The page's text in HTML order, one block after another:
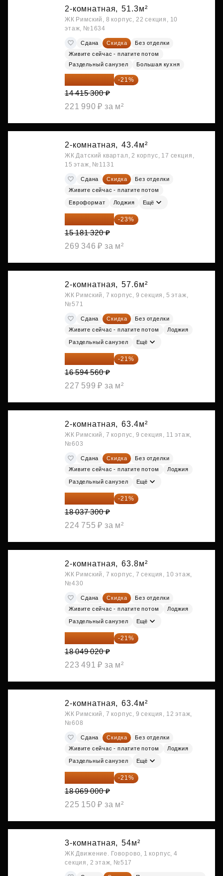
2-комнатная, 51.3м²
ЖК Римский, 8 корпус, 22 секция, 10
этаж, №1634
Сдана Скидка
Без отделки
Живите сейчас - платите потом
Раздельный санузел
Большая кухня
11 388 087 ₽ -21%
14 415 300 ₽
221 990 ₽ за м²
2-комнатная, 43.4м²
ЖК Датский квартал, 2 корпус, 17 секция,
15 этаж, №1131
Сдана Скидка
Без отделки
Живите сейчас - платите потом
Евроформат Лоджия Ещё
11 689 616 ₽ -23%
15 181 320 ₽
269 346 ₽ за м²
2-комнатная, 57.6м²
ЖК Римский, 7 корпус, 9 секция, 5 этаж,
№571
Сдана Скидка
Без отделки
Живите сейчас - платите потом
Лоджия
Раздельный санузел Ещё
13 109 702 ₽ -21%
16 594 560 ₽
227 599 ₽ за м²
2-комнатная, 63.4м²
ЖК Римский, 7 корпус, 9 секция, 11 этаж,
№603
Сдана Скидка
Без отделки
Живите сейчас - платите потом
Лоджия
Раздельный санузел Ещё
14 249 467 ₽ -21%
18 037 300 ₽
224 755 ₽ за м²
2-комнатная, 63.8м²
ЖК Римский, 7 корпус, 7 секция, 10 этаж,
№430
Сдана Скидка
Без отделки
Живите сейчас - платите потом
Лоджия
Раздельный санузел Ещё
14 258 726 ₽ -21%
18 049 020 ₽
223 491 ₽ за м²
2-комнатная, 63.4м²
ЖК Римский, 7 корпус, 9 секция, 12 этаж,
№608
Сдана Скидка
Без отделки
Живите сейчас - платите потом
Лоджия
Раздельный санузел Ещё
14 274 510 ₽ -21%
18 069 000 ₽
225 150 ₽ за м²
3-комнатная, 54м²
ЖК Движение. Говорово, 1 корпус, 4
секция, 2 этаж, №517